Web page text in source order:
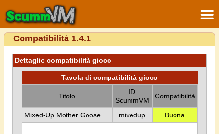
Compatibilità 1.4.1
Dettaglio compatibilità gioco
Tavola di compatibilità gioco
Titolo
ID
ScummVM
Compatibilità
Mixed-Up Mother Goose mixedup Buona